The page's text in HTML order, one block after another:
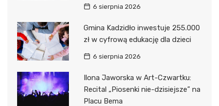
6 sierpnia 2026
Gmina Kadzidło inwestuje 255.000
zł w cyfrową edukację dla dzieci
6 sierpnia 2026
Ilona Jaworska w Art-Czwartku:
Recital „Piosenki nie-dzisiejsze” na
Placu Bema